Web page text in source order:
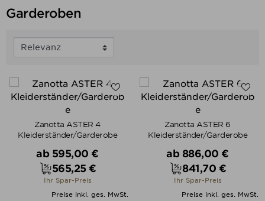
Garderoben
Zanotta ASTER 4
Kleiderständer/Garderobe
Verkaufspreis
ab 595,00 €
Preis
565,25 €
Ihr Spar-Preis
Preise inkl. ges. MwSt.
Zanotta ASTER 6
Kleiderständer/Garderobe
Verkaufspreis
ab 886,00 €
Preis
841,70 €
Ihr Spar-Preis
Preise inkl. ges. MwSt.